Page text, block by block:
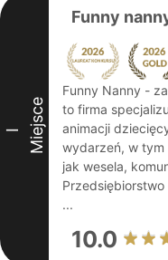
I Miejsce
Funny
Funny Nanny -
to firma
animacji
wydarzeń, w
jak wesela,
...
10.0